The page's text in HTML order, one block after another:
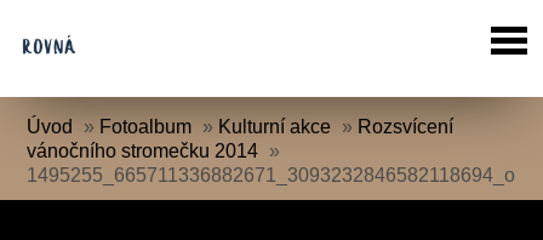
Úvod » Fotoalbum » Kulturní akce » Rozsvícení
vánočního stromečku 2014 »
1495255_665711336882671_3093232846582118694_o